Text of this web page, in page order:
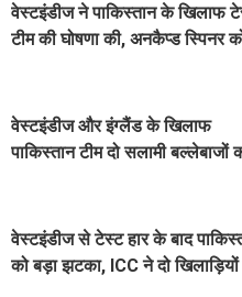
वेस्टइंडीज ने पाकिस्तान के खिलाफ
टीम की घोषणा की, अनकैप्ड स्पिनर
वेस्टइंडीज और इंग्लैंड के खिलाफ
पाकिस्तान टीम दो सलामी बल्लेबाजों
वेस्टइंडीज से टेस्ट हार के बाद
को बड़ा झटका, ICC ने दो खिलाड़ियों